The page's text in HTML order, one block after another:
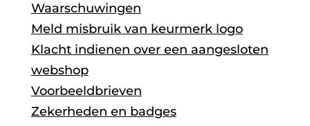
Waarschuwingen
Meld misbruik van keurmerk logo
Klacht indienen over een aangesloten
webshop
Voorbeeldbrieven
Zekerheden en badges